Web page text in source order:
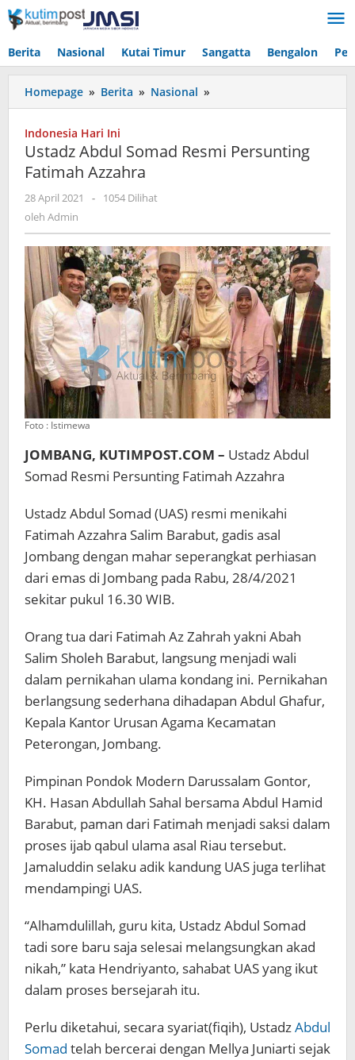
Lewati
ke
Berita Nasional Kutai Timur Sangatta Bengalon
Homepage » Berita » Nasional »
Abdul
Persunting
Indonesia Hari Ini
Ustadz Abdul Somad Resmi Persunting
Fatimah Azzahra
28 April 2021
oleh
-
1054 Dilihat
oleh Admin
Foto : Istimewa
JOMBANG, KUTIMPOST.COM – Ustadz Abdul
Somad Resmi Persunting Fatimah Azzahra
Ustadz Abdul Somad (UAS) resmi menikahi
Fatimah Azzahra Salim Barabut, gadis asal
Jombang dengan mahar seperangkat perhiasan
dari emas di Jombang pada Rabu, 28/4/2021
sekitar pukul 16.30 WIB.
Orang tua dari Fatimah Az Zahrah yakni Abah
Salim Sholeh Barabut, langsung menjadi wali
dalam pernikahan ulama kondang ini. Pernikahan
berlangsung sederhana dihadapan Abdul Ghafur,
Kepala Kantor Urusan Agama Kecamatan
Peterongan, Jombang.
Pimpinan Pondok Modern Darussalam Gontor,
KH. Hasan Abdullah Sahal bersama Abdul Hamid
Barabut, paman dari Fatimah menjadi saksi dalam
proses ijab qabul ulama asal Riau tersebut.
Jamaluddin selaku adik kandung UAS juga terlihat
mendampingi UAS.
“Alhamdulillah, guru kita, Ustadz Abdul Somad
tadi sore baru saja selesai melangsungkan akad
nikah,” kata Hendriyanto, sahabat UAS yang ikut
dalam proses bersejarah itu.
Perlu diketahui, secara syariat(fiqih), UstadzAbdul
Somad telah bercerai dengan Mellya Juniarti sejak